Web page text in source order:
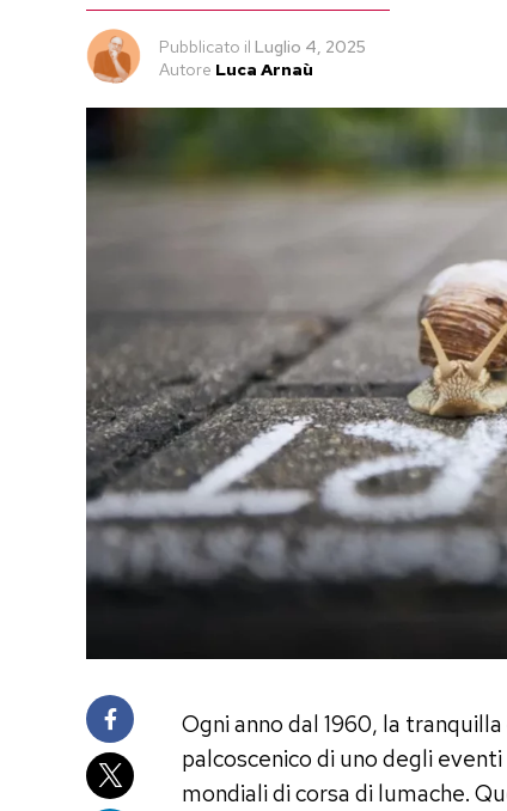
Pubblicato il Luglio 4, 2025
Autore Luca Arnaù
Ogni anno dal 1960, la
palcoscenico di uno degli
mondiali di corsa di lumache.